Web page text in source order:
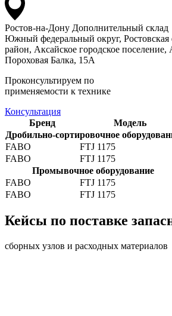
Ростов-на-Дону Дополнительный склад
Южный федеральный округ, Ростовская
район, Аксайское городское поселение,
Пороховая Балка, 15А
Проконсультируем по
применяемости к технике
Консультация
Бренд
Модель
Дробильно-сортировочное
FABO
FTJ 1175
FABO
FTJ 1175
Промывочное оборудование
FABO
FTJ 1175
FABO
FTJ 1175
Кейсы по поставке
сборных узлов и расходных материалов